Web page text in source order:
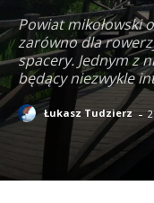
Powiat mikołowski
zarówno dla
spacery. Jednym z
będący niezwykle
Łukasz Tudzierz -